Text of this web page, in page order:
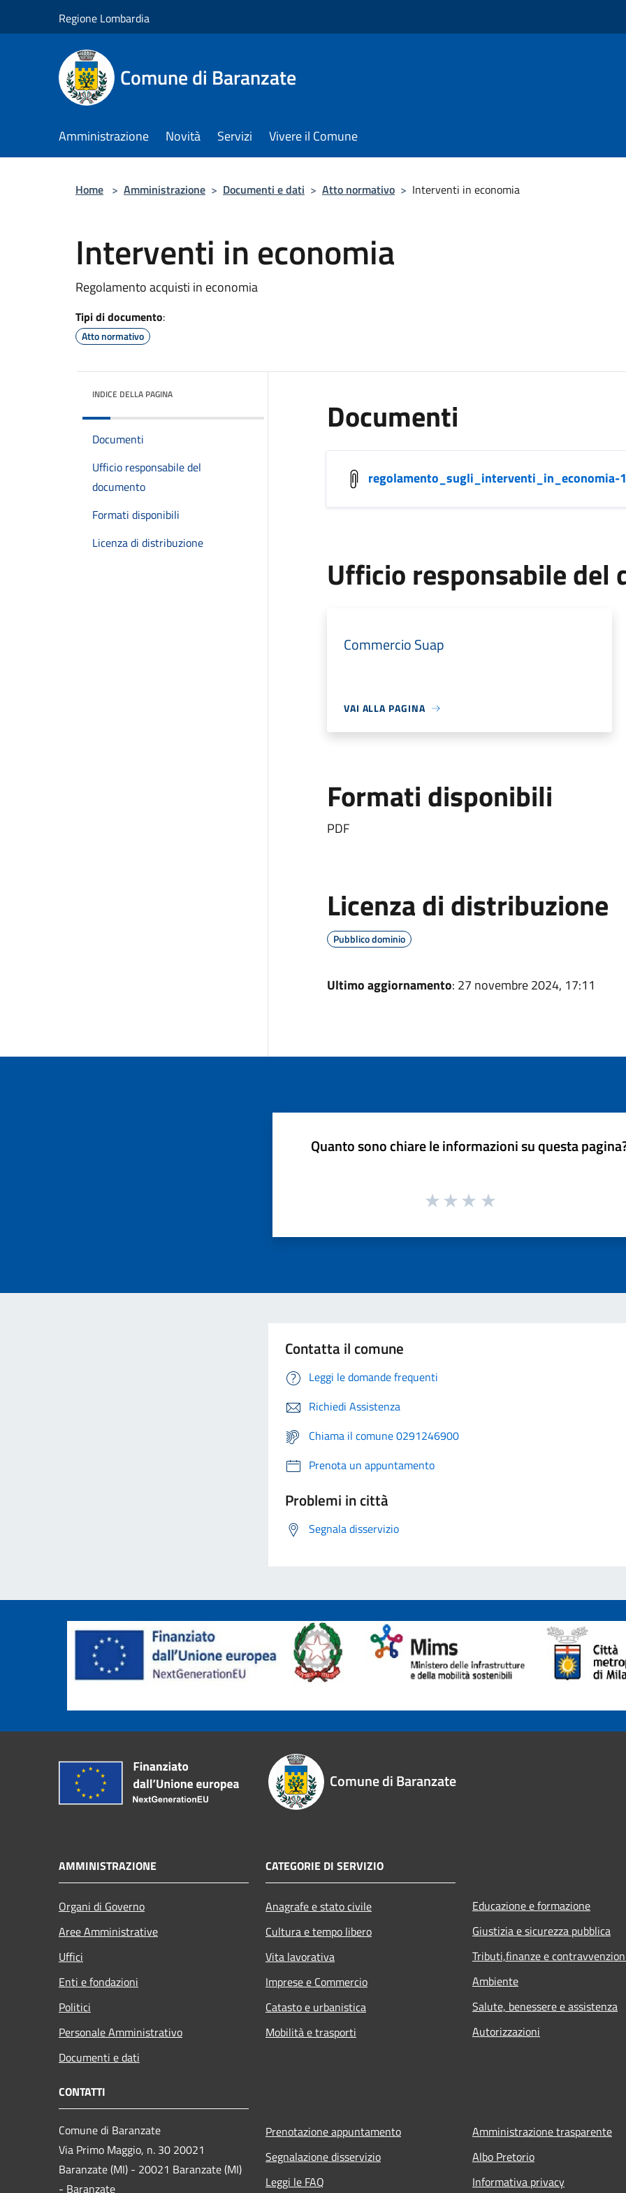
Regione Lombardia
Comune di Baranzate
Amministrazione Novità Servizi Vivere il Comune
Home > Amministrazione > Documenti e dati > Atto normativo > Interventi in economia
Interventi in economia
Regolamento acquisti in economia
Tipi di documento:
Atto normativo
INDICE DELLA PAGINA
Documenti
Ufficio responsabile del
documento
Formati disponibili
Licenza di distribuzione
Documenti
regolamento_sugli_interventi_in_economia-
Ufficio responsabile del
Commercio Suap
VAI ALLA PAGINA
Formati disponibili
PDF
Licenza di distribuzione
Pubblico dominio
Ultimo aggiornamento: 27 novembre 2024, 17:11
Quanto sono chiare le informazioni su questa
Contatta il comune
Leggi le domande frequenti
Richiedi Assistenza
Chiama il comune 0291246900
Prenota un appuntamento
Problemi in città
Segnala disservizio
Comune di Baranzate
AMMINISTRAZIONE
Organi di Governo
Aree Amministrative
Uffici
Enti e fondazioni
Politici
Personale Amministrativo
Documenti e dati
CATEGORIE DI SERVIZIO
Anagrafe e stato civile
Cultura e tempo libero
Vita lavorativa
Imprese e Commercio
Catasto e urbanistica
Mobilità e trasporti
Educazione e formazione
Giustizia e sicurezza pubblica
Tributi,finanze e
Ambiente
Salute, benessere e assistenza
Autorizzazioni
CONTATTI
Comune di Baranzate
Via Primo Maggio, n. 30 20021
Baranzate (MI) - 20021 Baranzate (MI)
- Baranzate
Prenotazione appuntamento
Segnalazione disservizio
Leggi le FAQ
Amministrazione trasparente
Albo Pretorio
Informativa privacy